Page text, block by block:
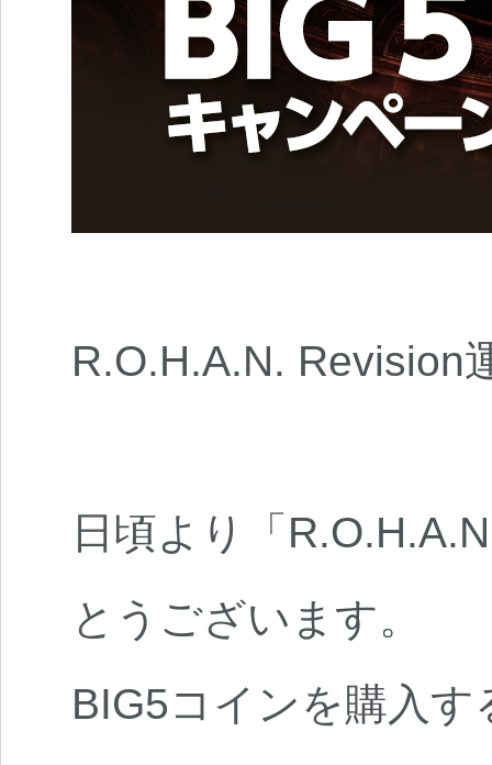
R.O.H.A.N. Revision
日頃より「
とうございます。
BIG5コインを購入